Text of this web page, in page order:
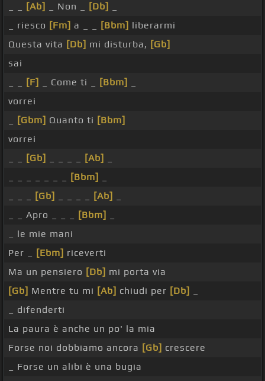
[Ab] _ Non _ [Db]
_ riesco [Fm] a _ _ [Bbm] liberarmi
Questa vita [Db] mi disturba, [Gb]
sai
[F] _ Come ti _ [Bbm]
vorrei
[Gbm] Quanto ti [Bbm]
vorrei
[Gb] [Ab]
[Bbm]
[Gb] [Ab]
_ _ Apro _ _ _
[Bbm]
_ le mie mani
Per _
[Ebm] riceverti
Ma un pensiero [Db] mi porta via
[Gb] Mentre tu mi [Ab] chiudi per [Db]
_ difenderti
La paura è anche un po' la mia
Forse noi dobbiamo ancora [Gb] crescere
_ Forse un alibi è una bugia